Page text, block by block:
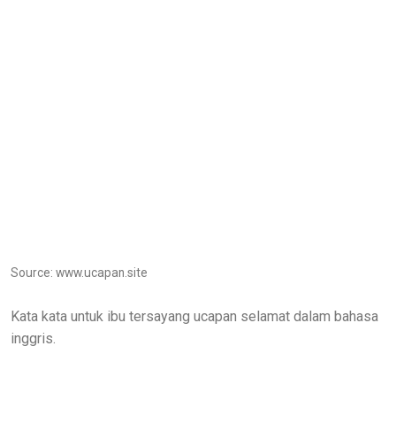
Source: www.ucapan.site
Kata kata untuk ibu tersayang ucapan selamat dalam bahasa
inggris.